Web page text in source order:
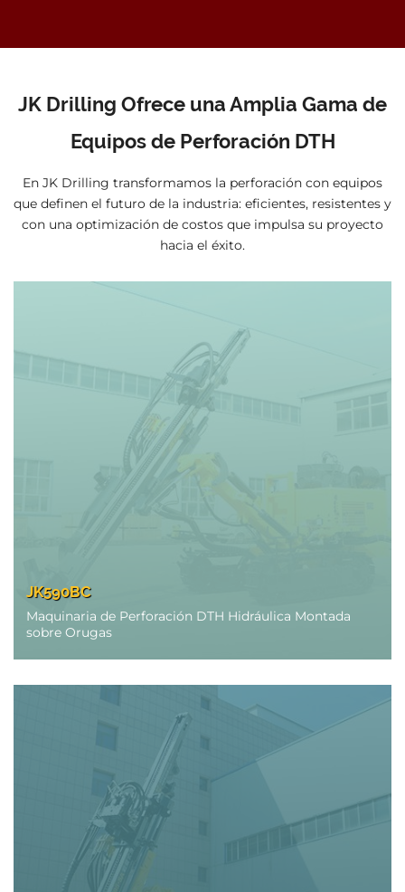
JK Drilling Ofrece una Amplia Gama de
Equipos de Perforación DTH
En JK Drilling transformamos la perforación con equipos
que definen el futuro de la industria: eficientes, resistentes y
con una optimización de costos que impulsa su proyecto
hacia el éxito.
JK590BC
Maquinaria de Perforación DTH Hidráulica Montada
sobre Orugas